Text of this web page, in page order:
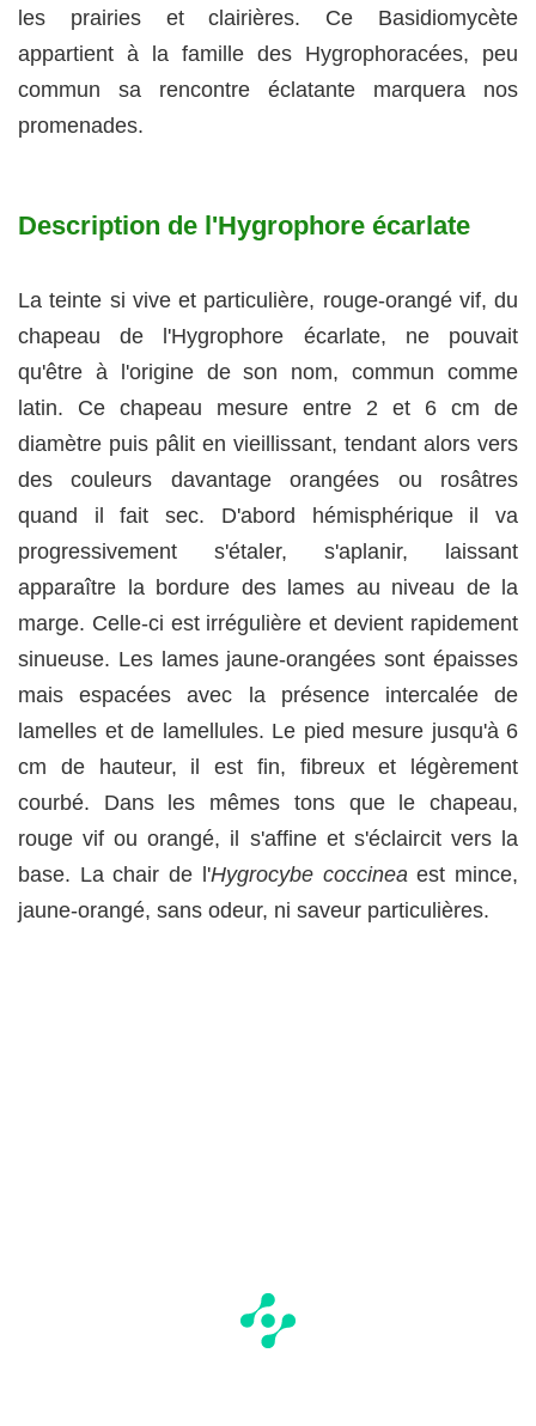
les prairies et clairières. Ce Basidiomycète
appartient à la famille des Hygrophoracées, peu
commun sa rencontre éclatante marquera nos
promenades.
Description de l'Hygrophore écarlate
La teinte si vive et particulière, rouge-orangé vif, du
chapeau de l'Hygrophore écarlate, ne pouvait
qu'être à l'origine de son nom, commun comme
latin. Ce chapeau mesure entre 2 et 6 cm de
diamètre puis pâlit en vieillissant, tendant alors vers
des couleurs davantage orangées ou rosâtres
quand il fait sec. D'abord hémisphérique il va
progressivement s'étaler, s'aplanir, laissant
apparaître la bordure des lames au niveau de la
marge. Celle-ci est irrégulière et devient rapidement
sinueuse. Les lames jaune-orangées sont épaisses
mais espacées avec la présence intercalée de
lamelles et de lamellules. Le pied mesure jusqu'à 6
cm de hauteur, il est fin, fibreux et légèrement
courbé. Dans les mêmes tons que le chapeau,
rouge vif ou orangé, il s'affine et s'éclaircit vers la
base. La chair de l'Hygrocybe coccineaest mince,
jaune-orangé, sans odeur, ni saveur particulières.